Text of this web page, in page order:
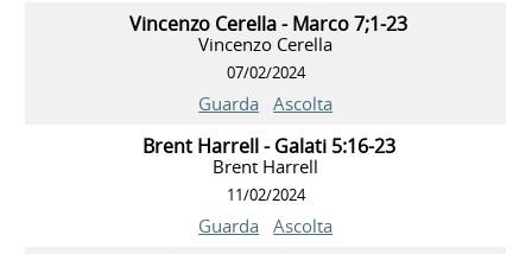
Vincenzo Cerella - Marco 7;1-23
Vincenzo Cerella
07/02/2024
Guarda Ascolta
Brent Harrell - Galati 5:16-23
Brent Harrell
11/02/2024
Guarda Ascolta